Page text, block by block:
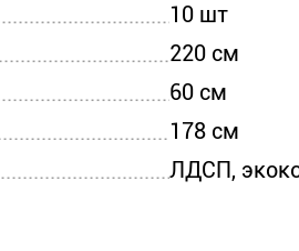
10 шт
220 см
60 см
178 см
ЛДСП,